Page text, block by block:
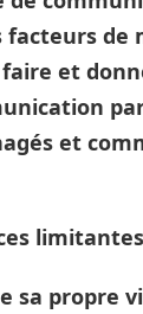
de
et
et
sa propre